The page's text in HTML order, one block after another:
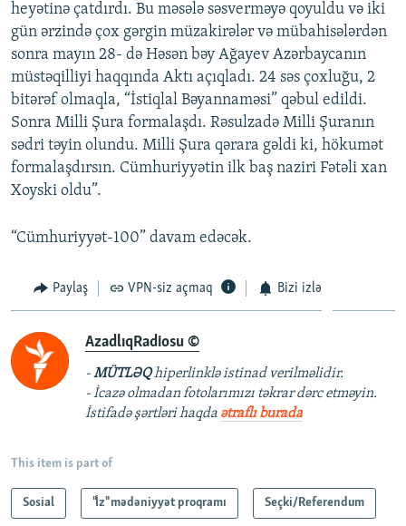
heyətinə çatdırdı. Bu məsələ səsverməyə qoyuldu və iki
gün ərzində çox gərgin müzakirələr və mübahisələrdən
sonra mayın 28- də Həsən bəy Ağayev Azərbaycanın
müstəqilliyi haqqında Aktı açıqladı. 24 səs çoxluğu, 2
bitərəf olmaqla, “İstiqlal Bəyannaməsi” qəbul edildi.
Sonra Milli Şura formalaşdı. Rəsulzadə Milli Şuranın
sədri təyin olundu. Milli Şura qərara gəldi ki, hökumət
formalaşdırsın. Cümhuriyyətin ilk baş naziri Fətəli xan
Xoyski oldu”.
“Cümhuriyyət-100” davam edəcək.
Paylaş VPN-siz açmaq Bizi izlə
AzadlıqRadiosu ©
-MÜTLƏQhiperlinklə istinad verilməlidir.
- İcazə olmadan fotolarımızı təkrar dərc etməyin.
İstifadə şərtləri haqda ətraflı burada
This item is part of
Sosial "İz" mədəniyyət proqramı Seçki/Referendum